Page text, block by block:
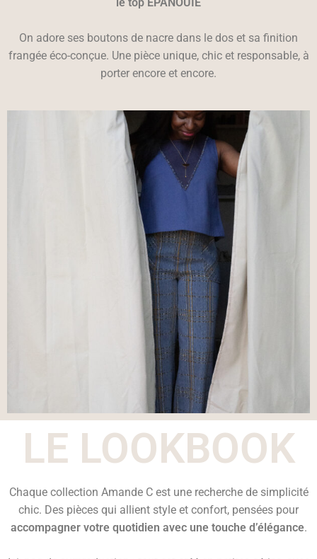
On adore ses boutons de nacre dans le dos et sa finition
frangée éco-conçue. Une pièce unique, chic et responsable, à
porter encore et encore.
LE LOOKBOOK
Chaque collection Amande C est une recherche de simplicité
chic. Des pièces qui allient style et confort, pensées pour
accompagner votre quotidien avec une touche d’élégance.